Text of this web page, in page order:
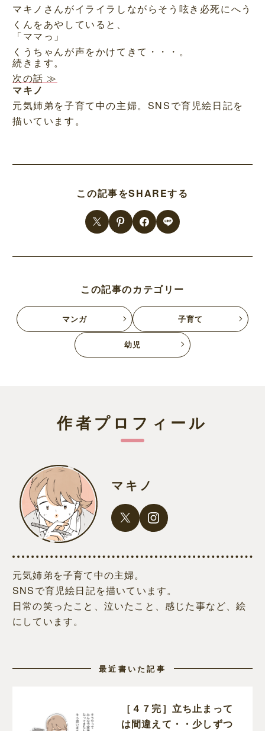
マキノさんがイライラしながらそう呟き必死にへう
くんをあやしていると、
「ママっ」
くうちゃんが声をかけてきて・・・。
続きます。
次の話 ≫
マキノ
元気姉弟を子育て中の主婦。SNSで育児絵日記を
描いています。
この記事をSHAREする
この記事のカテゴリー
マンガ 子育て
幼児
作者プロフィール
マキノ
元気姉弟を子育て中の主婦。
SNSで育児絵日記を描いています。
日常の笑ったこと、泣いたこと、感じた事など、絵
にしています。
最近書いた記事
［４７完］立ち止まって
は間違えて・・少しずつ